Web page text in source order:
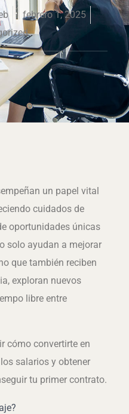
febrero 1, 2025
un papel vital
cuidados de
oportunidades únicas
solo ayudan a mejorar
que también reciben
exploran nuevos
libre entre
cómo convertirte en
salarios y obtener
tu primer contrato.